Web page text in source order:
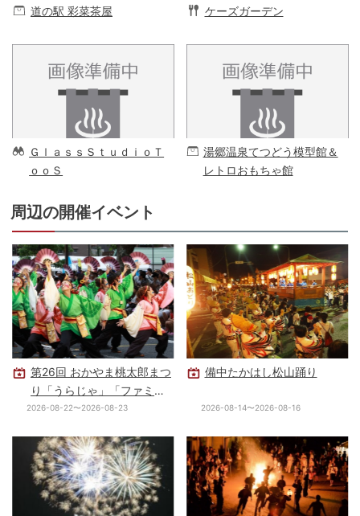
道の駅 彩菜茶屋 ケーズガーデン
ＧｌａｓｓＳｔｕｄｉｏＴ
ｏｏＳ
湯郷温泉てつどう模型館＆
レトロおもちゃ館
周辺の開催イベント
第26回 おかやま桃太郎まつ
り「うらじゃ」「ファミリ
ーフェスタ」
2026-08-22〜2026-08-23
備中たかはし松山踊り
2026-08-14〜2026-08-16